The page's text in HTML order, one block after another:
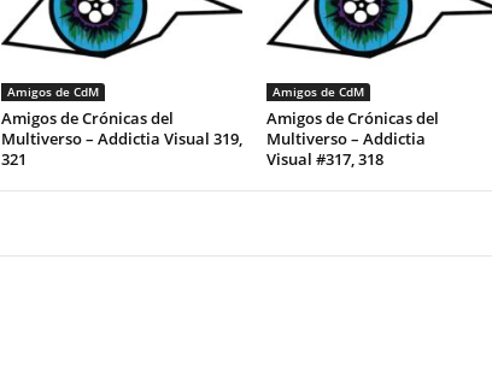
Amigos de CdM
Amigos de Crónicas del
Multiverso – Addictia Visual 319,
321
Amigos de CdM
Amigos de Crónicas del
Multiverso – Addictia
Visual #317, 318